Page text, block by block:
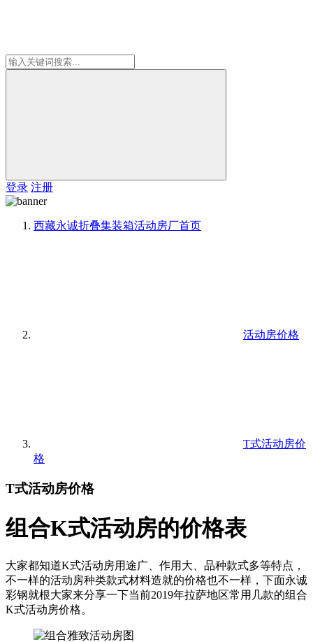
登录 注册
西藏永诚折叠集装箱活动房厂首页
活动房价格
T式活动房价
格
T式活动房价格
组合K式活动房的价格表
大家都知道K式活动房用途广、作用大、品种款式多等特点，
不一样的活动房种类款式材料造就的价格也不一样，下面永诚
彩钢就根大家来分享一下当前2019年拉萨地区常用几款的组合
K式活动房价格。